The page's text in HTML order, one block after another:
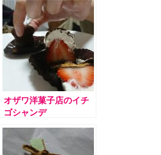
オザワ洋菓子店のイチ
ゴシャンデ